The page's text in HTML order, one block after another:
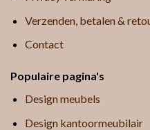
Verzenden, betalen &
Contact
Populaire pagina's
Design meubels
Design kantoormeubilair